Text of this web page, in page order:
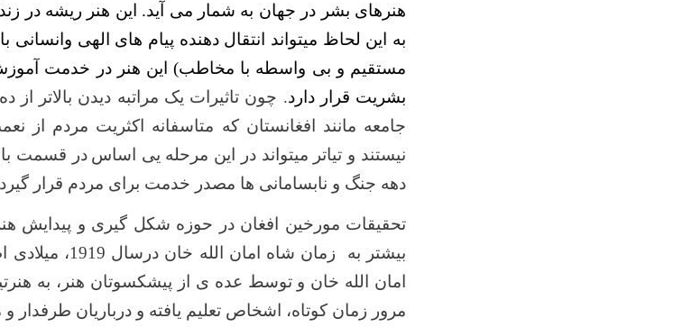
هنرهای بشر در جهان به شمار می آید. این هنر ریشه در
به این لحاظ میتواند انتقال دهنده پیام های الهی
مستقیم و بی واسطه با مخاطب) این هنر در خدمت
بشریت قرار دارد. چون تاثیرات یک مراتبه دیدن بالاتر از
جامعه مانند افغانستان که متاسفانه اکثریت مردم از
نیستند و تیاتر میتواند در این مرحله یی اساس در قسمت
دهه جنگ و نابسامانی ها مصدر خدمت برای مردم قرار
تحقیقات مورخین افغان در حوزه شکل گیری و پیدایش
بیشتر به زمان
امان الله خان و توسط عده ی از پیشکسوتان هنر، به
مرور زمان کوتاه، اشخاص تعلیم یافته و درباریان